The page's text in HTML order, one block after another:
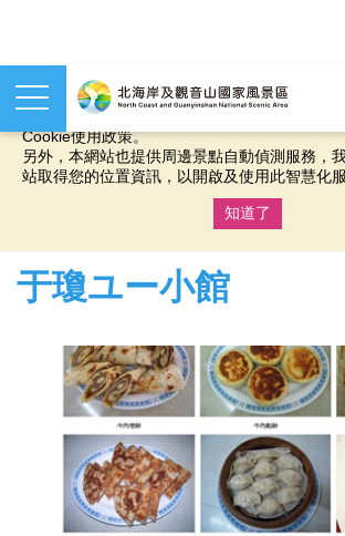
本網站使用cookies等相關技術以持續優化網站
您提供更佳的體驗，當您繼續使用本網站即表
Cookie使用政策。
另外，本網站也提供周邊景點自動偵測服務，
站取得您的位置資訊，以開啟及使用此智慧化服
知道了
于瓊ユー小館